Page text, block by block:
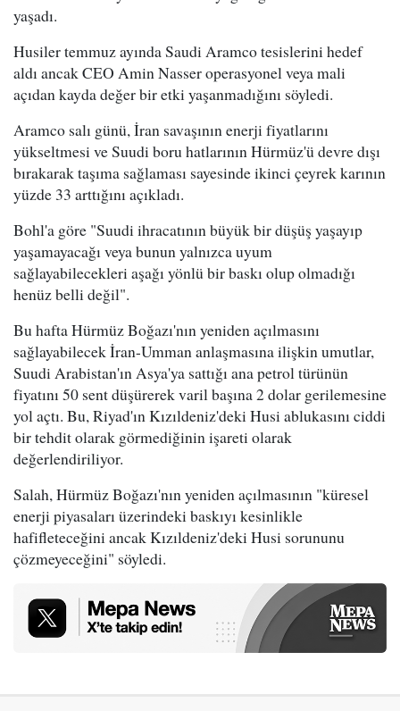
yaşadı.
Husiler temmuz ayında Saudi Aramco tesislerini hedef
aldı ancak CEO Amin Nasser operasyonel veya mali
açıdan kayda değer bir etki yaşanmadığını söyledi.
Aramco salı günü, İran savaşının enerji fiyatlarını
yükseltmesi ve Suudi boru hatlarının Hürmüz'ü devre dışı
bırakarak taşıma sağlaması sayesinde ikinci çeyrek karının
yüzde 33 arttığını açıkladı.
Bohl'a göre "Suudi ihracatının büyük bir düşüş yaşayıp
yaşamayacağı veya bunun yalnızca uyum
sağlayabilecekleri aşağı yönlü bir baskı olup olmadığı
henüz belli değil".
Bu hafta Hürmüz Boğazı'nın yeniden açılmasını
sağlayabilecek İran-Umman anlaşmasına ilişkin umutlar,
Suudi Arabistan'ın Asya'ya sattığı ana petrol türünün
fiyatını 50 sent düşürerek varil başına 2 dolar gerilemesine
yol açtı. Bu, Riyad'ın Kızıldeniz'deki Husi ablukasını ciddi
bir tehdit olarak görmediğinin işareti olarak
değerlendiriliyor.
Salah, Hürmüz Boğazı'nın yeniden açılmasının "küresel
enerji piyasaları üzerindeki baskıyı kesinlikle
hafifleteceğini ancak Kızıldeniz'deki Husi sorununu
çözmeyeceğini" söyledi.